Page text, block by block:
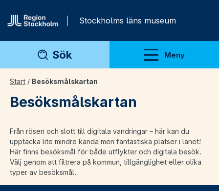
Stockholms läns museum
Sök Meny
Visa meny
Start / Besöksmålskartan
Besöksmålskartan
Från rösen och slott till digitala vandringar – här kan du
upptäcka lite mindre kända men fantastiska platser i länet!
Här finns besöksmål för både utflykter och digitala besök.
Välj genom att filtrera på kommun, tillgänglighet eller olika
typer av besöksmål.